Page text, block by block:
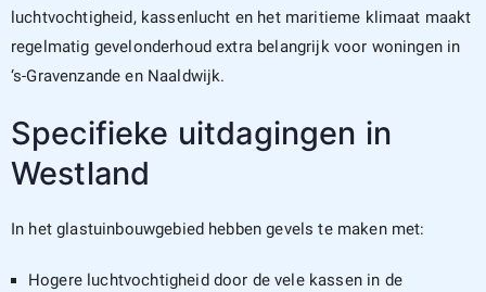
luchtvochtigheid, kassenlucht en het maritieme klimaat maakt
regelmatig gevelonderhoud extra belangrijk voor woningen in
‘s-Gravenzande en Naaldwijk.
Specifieke uitdagingen in
Westland
In het glastuinbouwgebied hebben gevels te maken met:
Hogere luchtvochtigheid door de vele kassen in de